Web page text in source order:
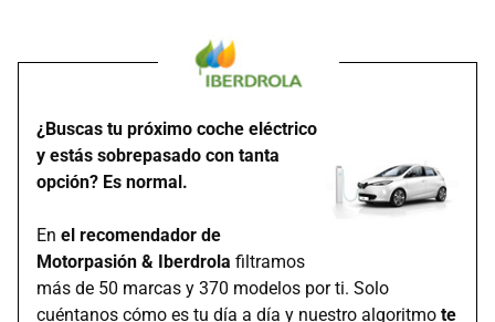
¿Buscas tu próximo coche eléctrico
y estás sobrepasado con tanta
opción? Es normal.
En el recomendador de
Motorpasión & Iberdrola filtramos
más de 50 marcas y 370 modelos por ti. Solo
cuéntanos cómo es tu día a día y nuestro algoritmo te